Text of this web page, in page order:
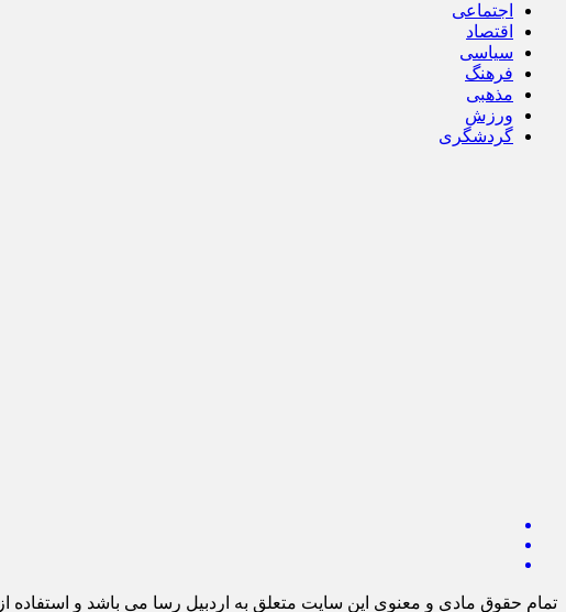
اجتماعی
اقتصاد
سیاسی
فرهنگ
مذهبی
ورزش
گردشگری
تمام حقوق مادی و معنوی این سایت متعلق به اردبیل رسا می باشد و استفاده